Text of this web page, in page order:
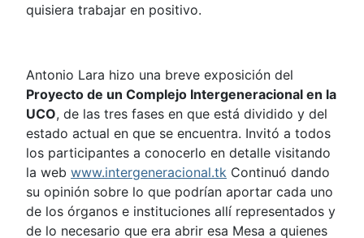
quisiera trabajar en positivo.
Antonio Lara hizo una breve exposición del
Proyecto de un Complejo Intergeneracional en la
UCO, de las tres fases en que está dividido y del
estado actual en que se encuentra. Invitó a todos
los participantes a conocerlo en detalle visitando
la web www.intergeneracional.tk Continuó dando
su opinión sobre lo que podrían aportar cada uno
de los órganos e instituciones allí representados y
de lo necesario que era abrir esa Mesa a quienes